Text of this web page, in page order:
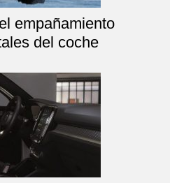
empañamiento
del coche